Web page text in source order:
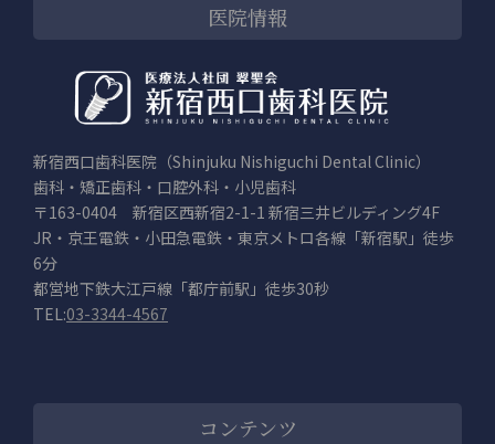
医院情報
新宿西口歯科医院（Shinjuku Nishiguchi Dental Clinic）
歯科・矯正歯科・口腔外科・小児歯科
〒163-0404 新宿区西新宿2-1-1 新宿三井ビルディング4F
JR・京王電鉄・小田急電鉄・東京メトロ各線「新宿駅」徒歩
6分
都営地下鉄大江戸線「都庁前駅」徒歩30秒
TEL:03-3344-4567
コンテンツ